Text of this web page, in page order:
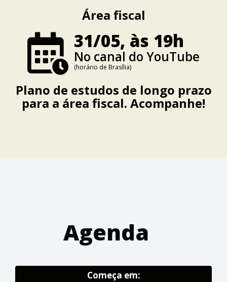
Área fiscal
31/05, às 19h
No canal do YouTube
(horário de Brasília)
Plano de estudos de longo prazo
para a área fiscal. Acompanhe!
Agenda
Começa em: